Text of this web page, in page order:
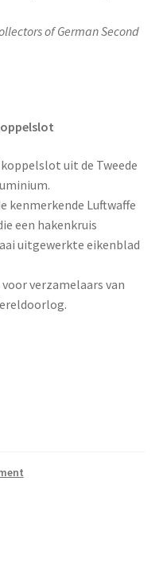
of German Second
uit de Tweede
Luftwaffe
een hakenkruis
uitgewerkte eikenblad
verzamelaars van